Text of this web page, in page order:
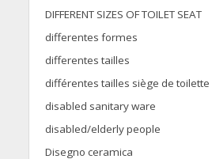
DIFFERENT SIZES OF TOILET SEAT
differentes formes
differentes tailles
différentes tailles siège de toilette
disabled sanitary ware
disabled/elderly people
Disegno ceramica